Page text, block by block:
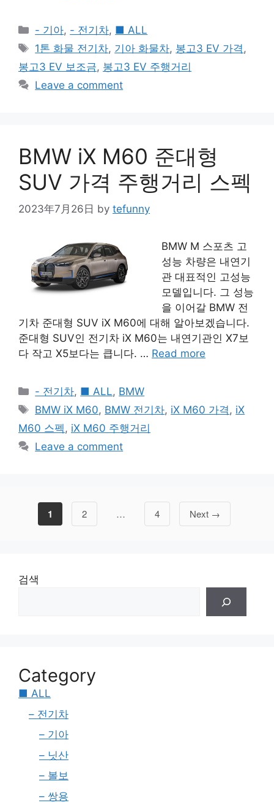
Categories
- 기아, - 전기차, ■ ALL
Tags
1톤 화물 전기차, 기아 화물차, 봉고3 EV 가격 ,
봉고3 EV 보조금, 봉고3 EV 주행거리
Leave a comment
BMW iX M60 준대형
SUV 가격 주행거리 스펙
2023年7月26日 by tefunny
BMW M 스포츠 고
성능 차량은 내연기
관 대표적인 고성능
모델입니다. 그 성능
을 이어갈 BMW 전
기차 준대형 SUV iX M60에 대해 알아보겠습니다.
준대형 SUV인 전기차 iX M60는 내연기관인 X7보
다 작고 X5보다는 큽니다. … Read more
Categories
- 전기차, ■ ALL, BMW
Tags
BMW iX M60, BMW 전기차, iX M60 가격, iX
M60 스펙, iX M60 주행거리
Leave a comment
Page
1 Page
2 … Page
4 Next →
검색
Category
■ ALL
– 전기차
– 기아
– 닛산
– 볼보
– 쌍용